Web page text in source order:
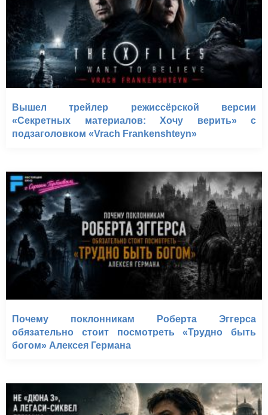
Вышел трейлер режиссёрской версии
«Секретных материалов: Хочу верить» с
подзаголовком «Vrach Frankenshteyn»
Почему поклонникам Роберта Эггерса
обязательно стоит посмотреть «Трудно быть
богом» Алексея Германа